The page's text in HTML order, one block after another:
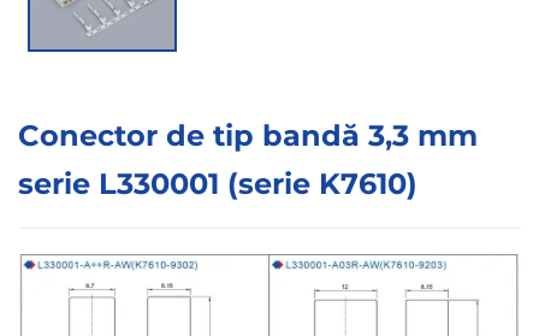
Conector de tip bandă 3,3 mm
serie L330001 (serie K7610)